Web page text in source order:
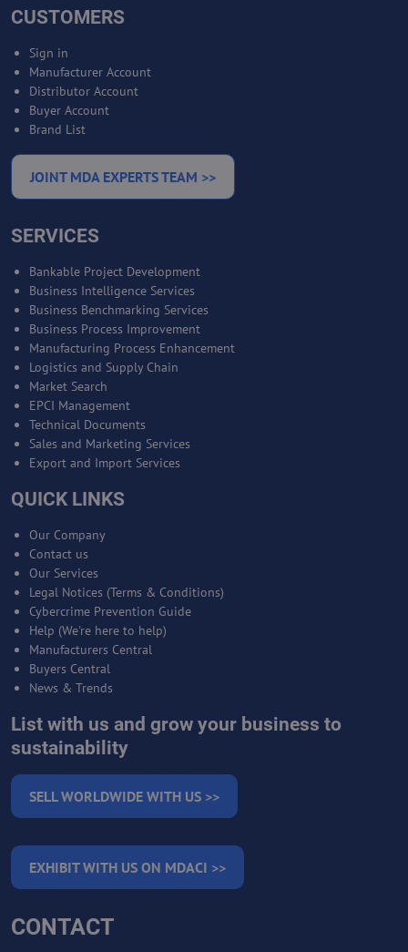
CUSTOMERS
Sign in
Manufacturer Account
Distributor Account
Buyer Account
Brand List
JOINT MDA EXPERTS TEAM >>
SERVICES
Bankable Project Development
Business Intelligence Services
Business Benchmarking Services
Business Process Improvement
Manufacturing Process Enhancement
Logistics and Supply Chain
Market Search
EPCI Management
Technical Documents
Sales and Marketing Services
Export and Import Services
QUICK LINKS
Our Company
Contact us
Our Services
Legal Notices (Terms & Conditions)
Cybercrime Prevention Guide
Help (We're here to help)
Manufacturers Central
Buyers Central
News & Trends
List with us and grow your business to
sustainability
SELL WORLDWIDE WITH US >>
EXHIBIT WITH US ON MDACI >>
CONTACT